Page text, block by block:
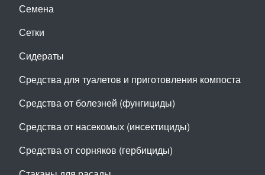
Семена
Сетки
Сидераты
Средства для туалетов и приготовления компоста
Средства от болезней (фунгициды)
Средства от насекомых (инсектициды)
Средства от сорняков (гербициды)